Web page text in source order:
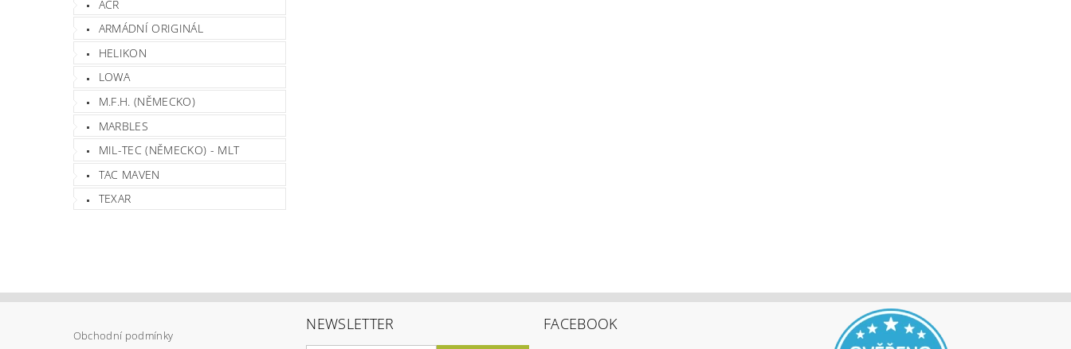
AČR
ARMÁDNÍ ORIGINÁL
HELIKON
LOWA
M.F.H. (NĚMECKO)
MARBLES
MIL-TEC (NĚMECKO) - MLT
TAC MAVEN
TEXAR
Obchodní podmínky
NEWSLETTER FACEBOOK